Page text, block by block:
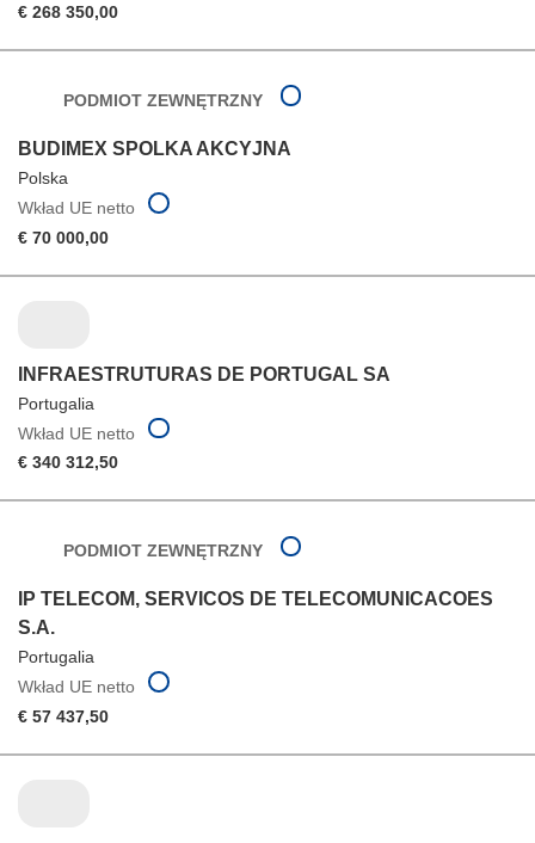
€ 268 350,00
PODMIOT ZEWNĘTRZNY
BUDIMEX SPOLKA AKCYJNA
Polska
Wkład UE netto
€ 70 000,00
INFRAESTRUTURAS DE PORTUGAL SA
Portugalia
Wkład UE netto
€ 340 312,50
PODMIOT ZEWNĘTRZNY
IP TELECOM, SERVICOS DE TELECOMUNICACOES
S.A.
Portugalia
Wkład UE netto
€ 57 437,50